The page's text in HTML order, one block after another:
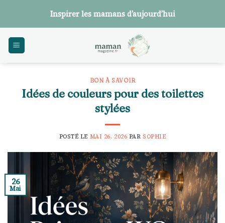
content
Inspirer les mamans d’aujourd’hui
BON À SAVOIR
Idées de couleurs pour des toilettes
stylées
POSTÉ LE MAI 26, 2026 PARSOPHIE
26
Mai